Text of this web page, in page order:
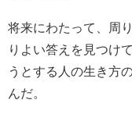
将来にわたって、周
りよい答えを見つけ
うとする人の生き方
んだ。